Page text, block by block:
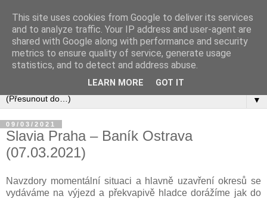
▼
09/03/2021
Slavia Praha – Baník Ostrava
(07.03.2021)
Navzdory momentální situaci a hlavně uzavření okresů se
vydáváme na výjezd a překvapivě hladce dorážíme jak do
This site uses cookies from Google to deliver its services
and to analyze traffic. Your IP address and user-agent are
shared with Google along with performance and security
metrics to ensure quality of service, generate usage
statistics, and to detect and address abuse.
LEARN MORE GOT IT